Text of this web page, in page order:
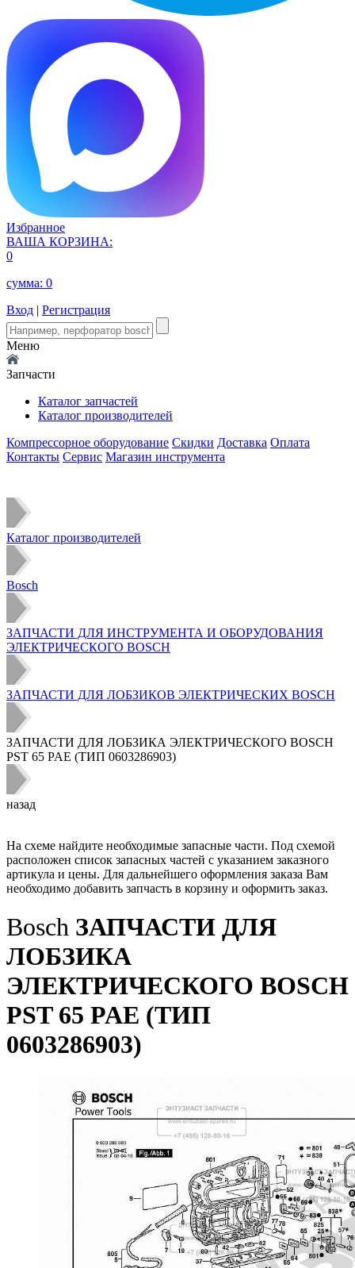
Избранное
ВАША КОРЗИНА:
0
сумма: 0
Вход | Регистрация
Меню
Запчасти
Каталог запчастей
Каталог производителей
Компрессорное оборудование Скидки Доставка Оплата
Контакты Сервис Магазин инструмента
Каталог производителей
Bosch
ЗАПЧАСТИ ДЛЯ ИНСТРУМЕНТА И ОБОРУДОВАНИЯ
ЭЛЕКТРИЧЕСКОГО BOSCH
ЗАПЧАСТИ ДЛЯ ЛОБЗИКОВ ЭЛЕКТРИЧЕСКИХ BOSCH
ЗАПЧАСТИ ДЛЯ ЛОБЗИКА ЭЛЕКТРИЧЕСКОГО BOSCH
PST 65 PAE (ТИП 0603286903)
назад
На схеме найдите необходимые запасные части. Под схемой
расположен список запасных частей с указанием заказного
артикула и цены. Для дальнейшего оформления заказа Вам
необходимо добавить запчасть в корзину и оформить заказ.
Bosch ЗАПЧАСТИ ДЛЯ
ЛОБЗИКА
ЭЛЕКТРИЧЕСКОГО BOSCH
PST 65 PAE (ТИП
0603286903)